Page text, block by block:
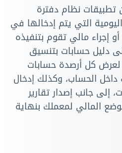
تطبيقات نظام دفترة
التي يتم إدخالها في
إجراء مالي تقوم بتنفيذه
دليل حسابات بتنسيق
كل أرصدة حسابات
الحساب، وكذلك إدخال
إلى جانب إصدار تقارير
المالي لمعملك بنهاية